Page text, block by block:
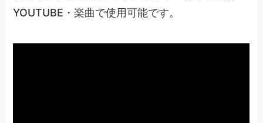
YOUTUBE・楽曲で使用可能です。